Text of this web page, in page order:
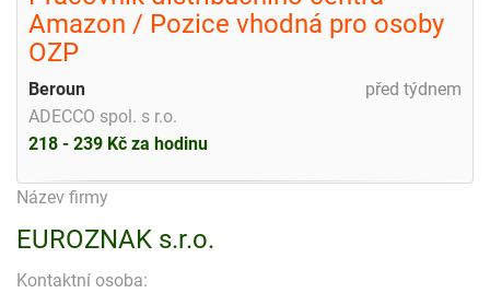
Amazon / Pozice vhodná pro osoby
OZP
před týdnem
Beroun
ADECCO spol. s r.o.
218 - 239 Kč za hodinu
Název firmy
EUROZNAK s.r.o.
Kontaktní osoba: